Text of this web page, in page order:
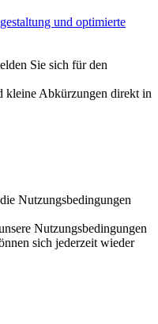
und optimierte
Sie sich für den
kleine Abkürzungen direkt in
Nutzungsbedingungen
Nutzungsbedingungen
sich jederzeit wieder